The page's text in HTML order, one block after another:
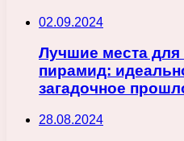
02.09.2024
Лучшие места для
пирамид:
загадочное
28.08.2024